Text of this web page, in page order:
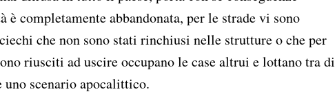
è completamente abbandonata, per le strade vi sono
che non sono stati rinchiusi nelle strutture o che per
riusciti ad uscire occupano le case altrui e lottano tra di
scenario apocalittico.